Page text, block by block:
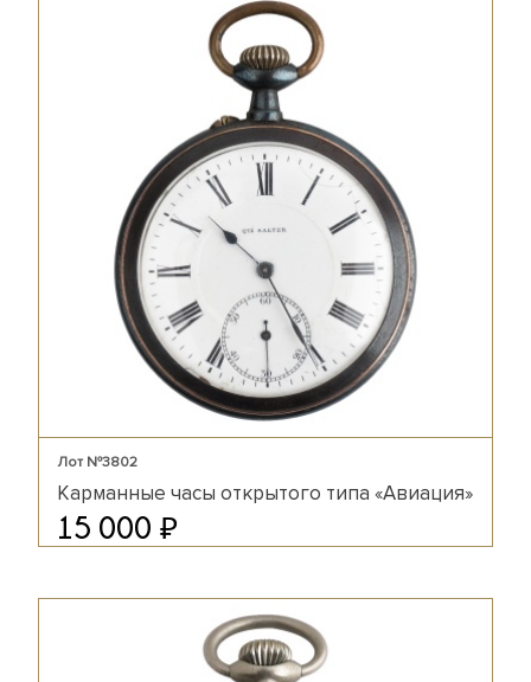
Лот №3802
Карманные часы открытого типа «Авиация»
15 000 ₽